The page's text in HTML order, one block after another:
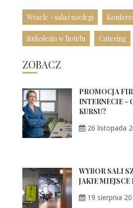
Wesele - sala i noclegi
Szkolenia w hotelu Catering
ZOBACZ
PROMOCJA
INTERNECIE -
KURSU?
26 listopada
WYBÓR SALI
JAKIE
19 sierpnia